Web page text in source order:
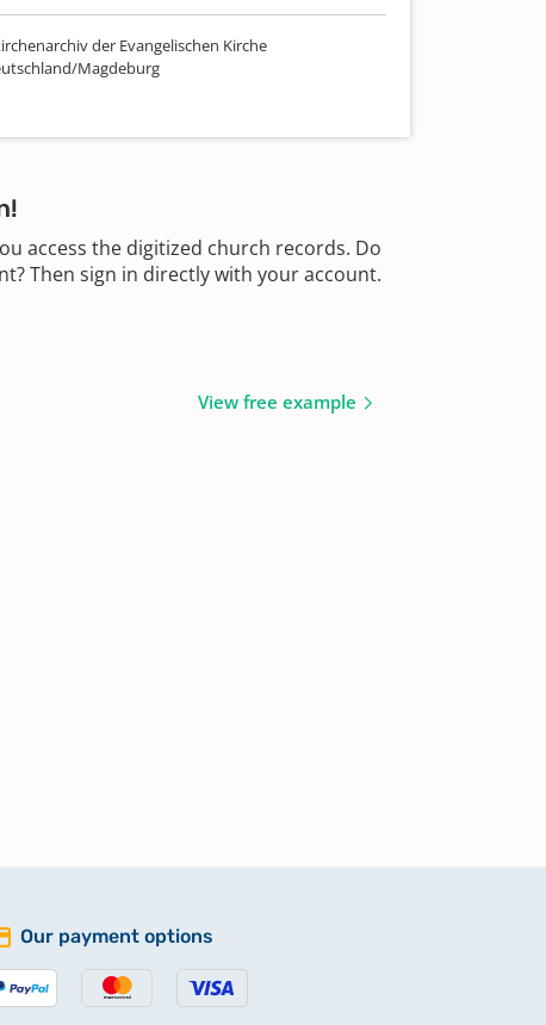
der Evangelischen Kirche
Magdeburg
access the digitized church records. Do
Then sign in directly with your account.
View free example
Our payment options